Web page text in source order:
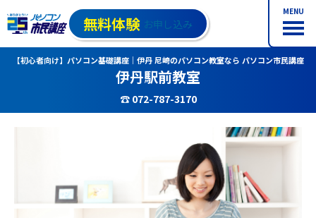
MENU
無料体験 お申し込み
【初心者向け】パソコン基礎講座｜伊丹 尼崎のパソコン教室なら パソコン市民講座
伊丹駅前教室
☎ 072-787-3170